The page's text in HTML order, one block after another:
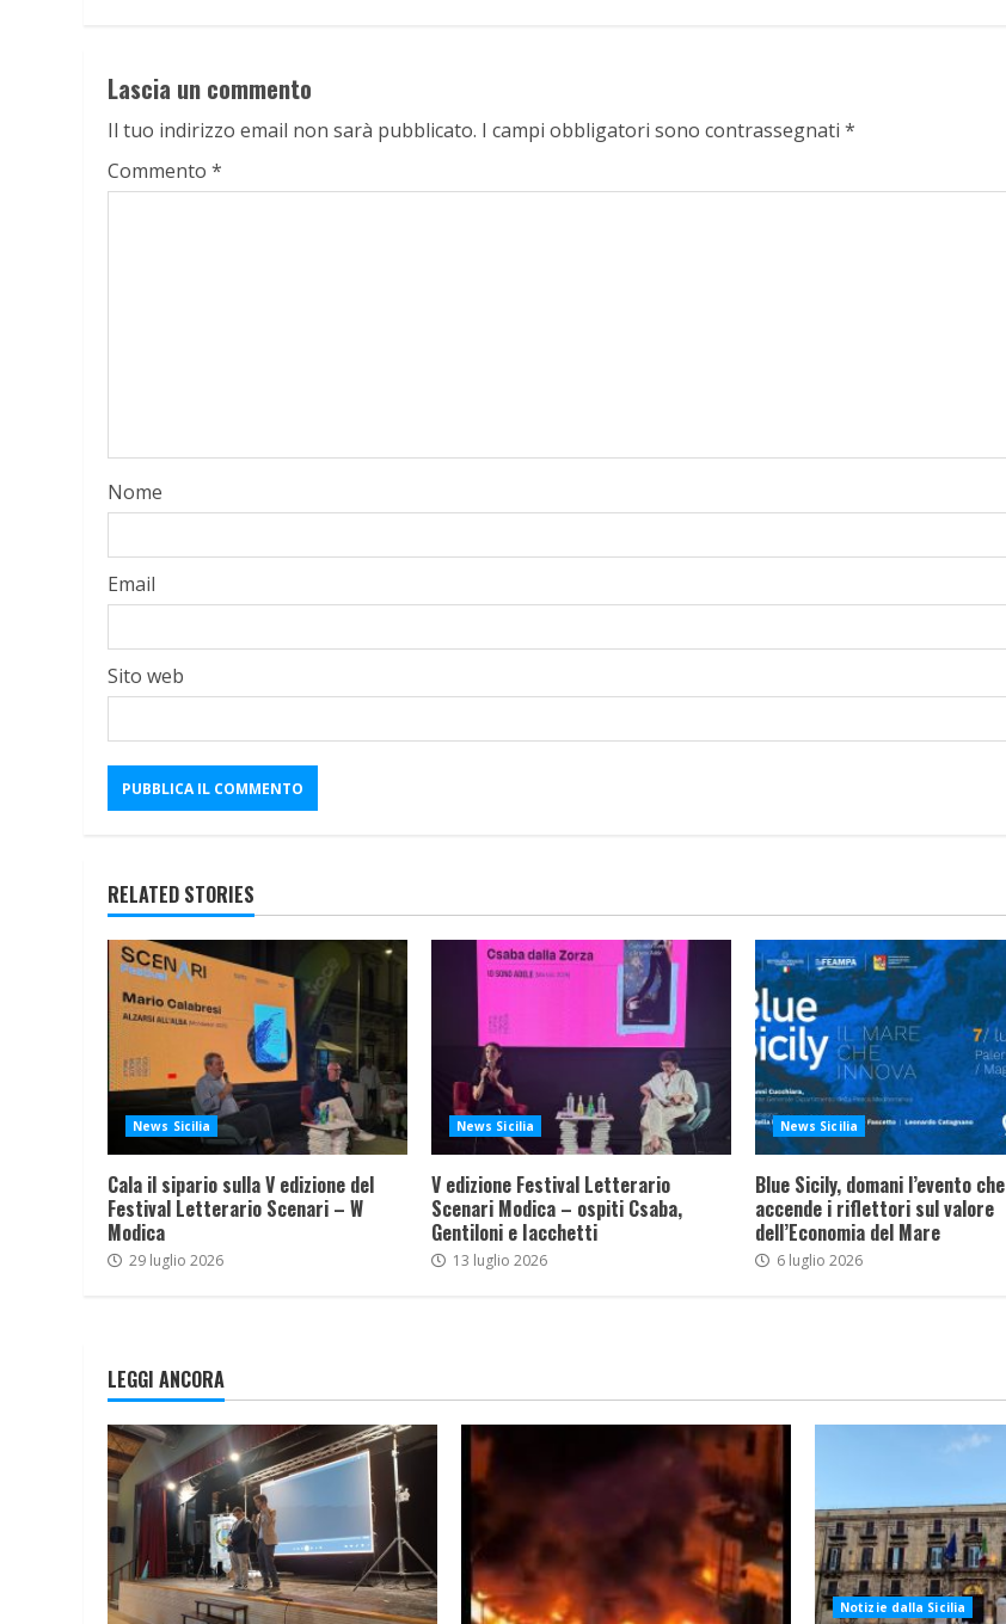
Lascia un commento
Il tuo indirizzo email non sarà pubblicato. I campi obbligatori sono contrassegnati *
Commento *
Nome
Email
Sito web
RELATED STORIES
News Sicilia
Cala il sipario sulla V edizione del
Festival Letterario Scenari – W
Modica
29 luglio 2026
News Sicilia
V edizione Festival Letterario
Scenari Modica – ospiti Csaba,
Gentiloni e Iacchetti
13 luglio 2026
News Sicilia
Blue Sicily, domani l’evento che
accende i riflettori sul valore
dell’Economia del Mare
6 luglio 2026
LEGGI ANCORA
Notizie dalla Sicilia